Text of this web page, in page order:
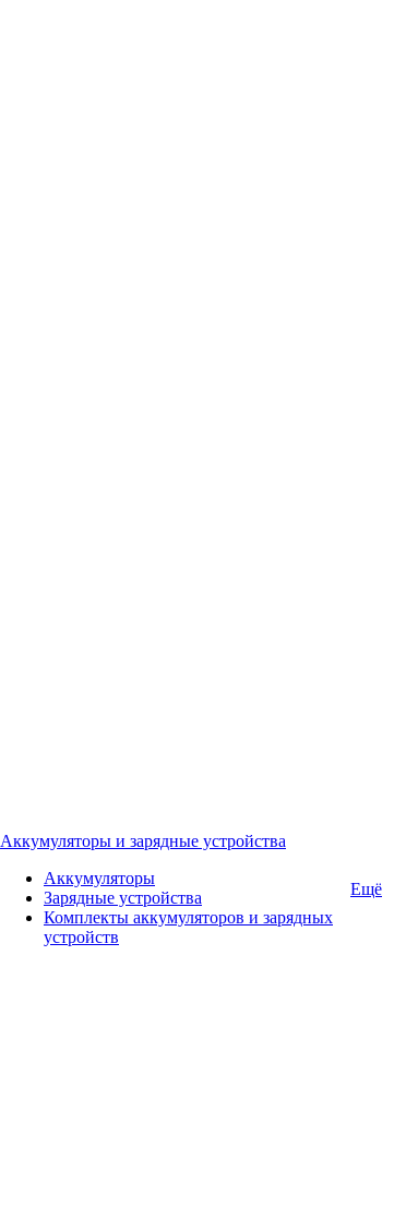
Аккумуляторы и зарядные устройства
Аккумуляторы
Зарядные устройства
Комплекты аккумуляторов и зарядных
устройств
Ещё